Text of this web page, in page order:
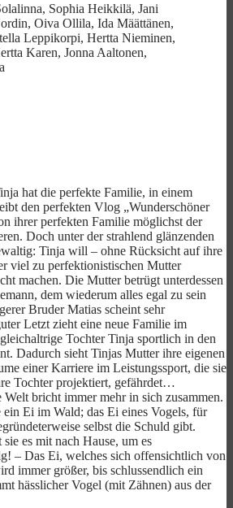
Sophia Heikkilä, Jani
Oiva Ollila, Ida Määttänen,
Leppikorpi, Hertta Nieminen,
Karen, Jonna Aaltonen,
hat die perfekte Familie, in einem
den perfekten Vlog „Wunderschöner
ihrer perfekten Familie möglichst der
Doch unter der strahlend glänzenden
Tinja will – ohne Rücksicht auf ihre
viel zu perfektionistischen Mutter
machen. Die Mutter betrügt unterdessen
dem wiederum alles egal zu sein
Bruder Matias scheint sehr
Letzt zieht eine neue Familie im
Tochter Tinja sportlich in den
Dadurch sieht Tinjas Mutter ihre eigenen
einer Karriere im Leistungssport, die sie
Tochter projektiert, gefährdet…
Welt bricht immer mehr in sich zusammen.
Ei im Wald; das Ei eines Vogels, für
selbst die Schuld gibt.
es mit nach Hause, um es
– Das Ei, welches sich offensichtlich von
immer größer, bis schlussendlich ein
hässlicher Vogel (mit Zähnen) aus der